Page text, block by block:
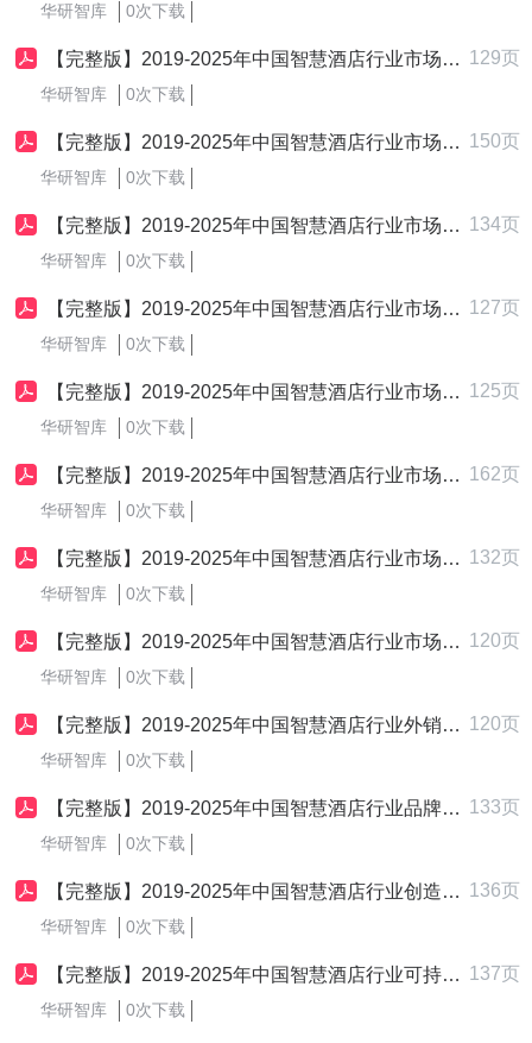
华研智库 0次下载
【完整版】2019-2025年中国智慧酒店行业市场细分策略制定与实施研究报告 129页
华研智库 0次下载
【完整版】2019-2025年中国智慧酒店行业市场竞争战略制定与实施研究报告 150页
华研智库 0次下载
【完整版】2019-2025年中国智慧酒店行业市场开发与拓展战略制定与实施研究报告 134页
华研智库 0次下载
【完整版】2019-2025年中国智慧酒店行业市场突围策略制定与实施研究报告 127页
华研智库 0次下载
【完整版】2019-2025年中国智慧酒店行业市场差异化竞争战略制定与实施研究报告 125页
华研智库 0次下载
【完整版】2019-2025年中国智慧酒店行业市场发展战略制定与实施研究报告 162页
华研智库 0次下载
【完整版】2019-2025年中国智慧酒店行业市场定位策略制定与实施研究报告 132页
华研智库 0次下载
【完整版】2019-2025年中国智慧酒店行业市场创新战略制定与实施研究报告 120页
华研智库 0次下载
【完整版】2019-2025年中国智慧酒店行业外销企业转型内销市场发展策略制定与实施研究报告 120页
华研智库 0次下载
【完整版】2019-2025年中国智慧酒店行业品牌竞争策略制定与实施研究报告 133页
华研智库 0次下载
【完整版】2019-2025年中国智慧酒店行业创造与驱动市场战略制定与实施研究报告 136页
华研智库 0次下载
【完整版】2019-2025年中国智慧酒店行业可持续发展战略制定与实施研究报告 137页
华研智库 0次下载